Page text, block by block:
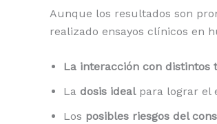
Aunque los resultados son
realizado ensayos clínicos en
La interacción con distintos
La dosis idealpara lograr el
Los posibles riesgos del